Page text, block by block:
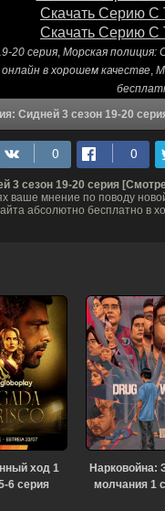
Скачать Серию С
Скачать Серию С
20 серия Морская полиция:
в хорошем качестве,
Сидней 3 сезон 19-20
3 сезон 19-20 серия
ваше мнение по поводу
абсолютно бесплатно в
ход 1
6 серия
Нарковойна:
молчания 1